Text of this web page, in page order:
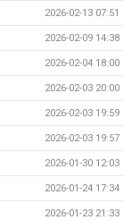
2026-02-13 07:51
2026-02-09 14:38
2026-02-04 18:00
2026-02-03 20:00
2026-02-03 19:59
2026-02-03 19:57
2026-01-30 12:03
2026-01-24 17:34
2026-01-23 21:33